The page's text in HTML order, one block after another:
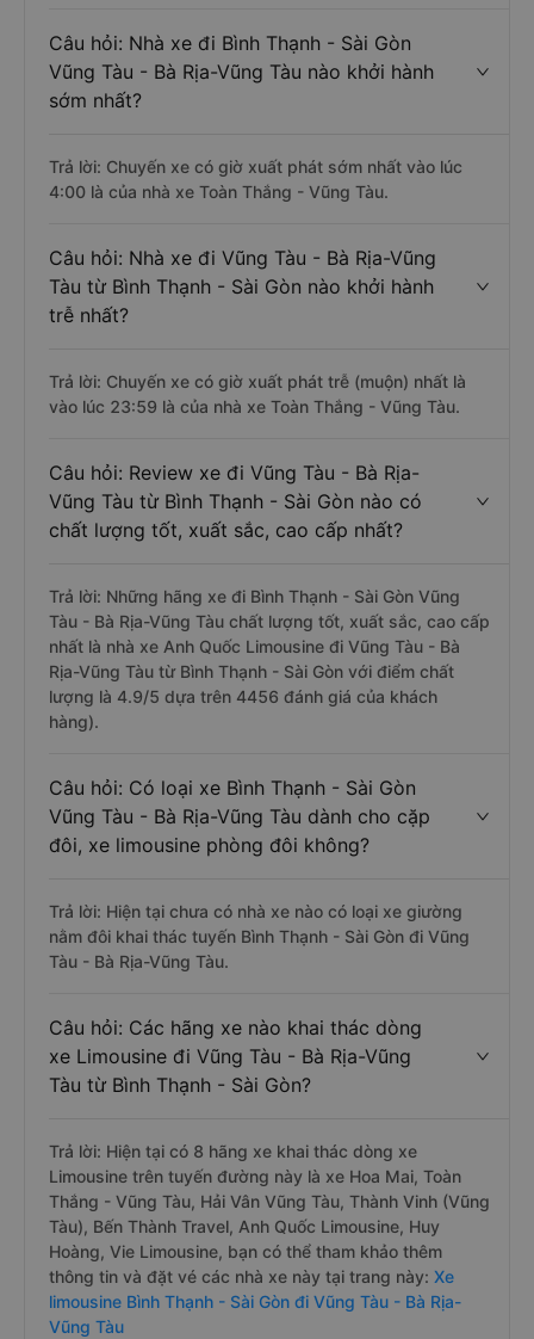
Câu hỏi: Nhà xe đi Bình Thạnh - Sài Gòn
Vũng Tàu - Bà Rịa-Vũng Tàu nào khởi hành
sớm nhất?
Trả lời: Chuyến xe có giờ xuất phát sớm nhất vào lúc
4:00 là của nhà xe Toàn Thắng - Vũng Tàu.
Câu hỏi: Nhà xe đi Vũng Tàu - Bà Rịa-Vũng
Tàu từ Bình Thạnh - Sài Gòn nào khởi hành
trễ nhất?
Trả lời: Chuyến xe có giờ xuất phát trễ (muộn) nhất là
vào lúc 23:59 là của nhà xe Toàn Thắng - Vũng Tàu.
Câu hỏi: Review xe đi Vũng Tàu - Bà Rịa-
Vũng Tàu từ Bình Thạnh - Sài Gòn nào có
chất lượng tốt, xuất sắc, cao cấp nhất?
Trả lời: Những hãng xe đi Bình Thạnh - Sài Gòn Vũng
Tàu - Bà Rịa-Vũng Tàu chất lượng tốt, xuất sắc, cao cấp
nhất là nhà xe Anh Quốc Limousine đi Vũng Tàu - Bà
Rịa-Vũng Tàu từ Bình Thạnh - Sài Gòn với điểm chất
lượng là 4.9/5 dựa trên 4456 đánh giá của khách
hàng).
Câu hỏi: Có loại xe Bình Thạnh - Sài Gòn
Vũng Tàu - Bà Rịa-Vũng Tàu dành cho cặp
đôi, xe limousine phòng đôi không?
Trả lời: Hiện tại chưa có nhà xe nào có loại xe giường
nằm đôi khai thác tuyến Bình Thạnh - Sài Gòn đi Vũng
Tàu - Bà Rịa-Vũng Tàu.
Câu hỏi: Các hãng xe nào khai thác dòng
xe Limousine đi Vũng Tàu - Bà Rịa-Vũng
Tàu từ Bình Thạnh - Sài Gòn?
Trả lời: Hiện tại có 8 hãng xe khai thác dòng xe
Limousine trên tuyến đường này là xe Hoa Mai, Toàn
Thắng - Vũng Tàu, Hải Vân Vũng Tàu, Thành Vinh (Vũng
Tàu), Bến Thành Travel, Anh Quốc Limousine, Huy
Hoàng, Vie Limousine, bạn có thể tham khảo thêm
thông tin và đặt vé các nhà xe này tại trang này: Xe
limousine Bình Thạnh - Sài Gòn đi Vũng Tàu - Bà Rịa-
Vũng Tàu